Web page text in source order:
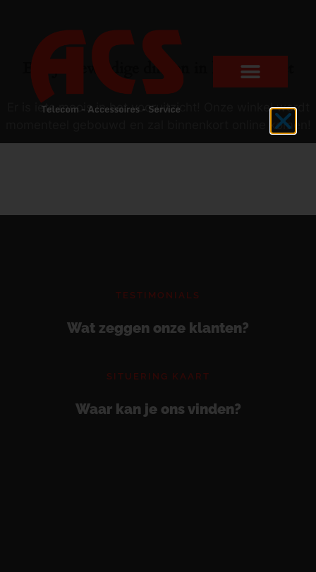
Er zijn geweldige dingen in het verschiet
Er is iets moois in het vooruitzicht! Onze winkel wordt
momenteel gebouwd en zal binnenkort online komen!
TESTIMONIALS
Wat zeggen onze klanten?
SITUERING KAART
Waar kan je ons vinden?